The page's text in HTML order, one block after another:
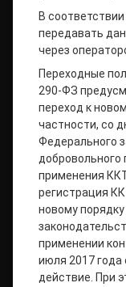
В
передавать
через
Переходные
290-ФЗ
переход к
частности, со
Федерального
добровольного
применения
регистрация
новому
применении
июля 2017 года
действие. При